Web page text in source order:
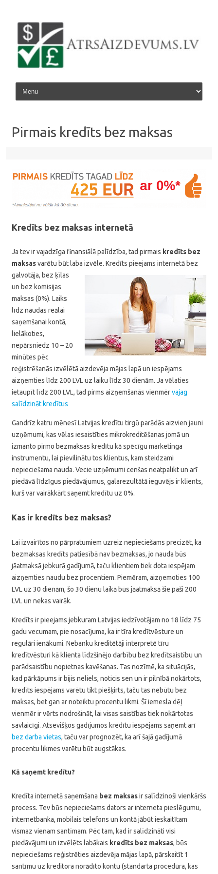
Skip to content
Pirmais kredīts bez maksas
Kredīts bez maksas internetā
Ja tev ir vajadzīga finansiālā palīdzība, tad pirmais kredīts bez
maksasvarētu būt laba izvēle. Kredīts pieejams internetā bez
galvotāja, bez ķīlas
un bez komisijas
maksas (0%). Laiks
līdz naudas reālai
saņemšanai kontā,
lielākoties,
nepārsniedz 10 – 20
minūtes pēc
reģistrēšanās izvēlētā aizdevēja mājas lapā un iespējams
aizņemties līdz 200 LVL uz laiku līdz 30 dienām. Ja vēlaties
ietaupīt līdz 200 LVL, tad pirms aizņemšanās vienmērvajag
salīdzināt kredītus
Gandrīz katru mēnesī Latvijas kredītu tirgū parādās aizvien jauni
uzņēmumi, kas vēlas iesaistīties mikrokreditēšanas jomā un
izmanto pirmo bezmaksas kredītu kā spēcīgu marketinga
instrumentu, lai pievilinātu tos klientus, kam steidzami
nepieciešama nauda. Vecie uzņēmumi cenšas neatpalikt un arī
piedāvā līdzīgus piedāvājumus, galarezultātā ieguvējs ir klients,
kurš var vairākkārt saņemt kredītu uz 0%.
Kas ir kredīts bez maksas?
Lai izvairītos no pārpratumiem uzreiz nepieciešams precizēt, ka
bezmaksas kredīts patiesībā nav bezmaksas, jo nauda būs
jāatmaksā jebkurā gadījumā, taču klientiem tiek dota iespējam
aizņemties naudu bez procentiem. Piemēram, aizņemoties 100
LVL uz 30 dienām, šo 30 dienu laikā būs jāatmaksā šie paši 200
LVL un nekas vairāk.
Kredīts ir pieejams jebkuram Latvijas iedzīvotājam no 18 līdz 75
gadu vecumam, pie nosacījuma, ka ir tīra kredītvēsture un
regulāri ienākumi. Nebanku kreditētāji interpretē tīru
kredītvēsturi kā klienta līdzšinējo darbību bez kredītsaistību un
parādsaistību nopietnas kavēšanas. Tas nozīmē, ka situācijās,
kad pārkāpums ir bijis neliels, noticis sen un ir pilnībā nokārtots,
kredīts iespējams varētu tikt piešķirts, taču tas nebūtu bez
maksas, bet gan ar noteiktu procentu likmi. Šī iemesla dēļ
vienmēr ir vērts nodrošināt, lai visas saistības tiek nokārtotas
savlaicīgi. Atsevišķos gadījumos kredītu iespējams saņemt arī
bez darba vietas, taču var prognozēt, ka arī šajā gadījumā
procentu likmes varētu būt augstākas.
Kā saņemt kredītu?
Kredīta internetā saņemšana bez maksasir salīdzinoši vienkāršs
process. Tev būs nepieciešams dators ar interneta pieslēgumu,
internetbanka, mobilais telefons un kontā jābūt ieskaitītam
vismaz vienam santīmam. Pēc tam, kad ir salīdzināti visi
piedāvājumi un izvēlēts labākais kredīts bez maksas, būs
nepieciešams reģistrēties aizdevēja mājas lapā, pārskaitīt 1
santīmu uz kreditora norādīto kontu (standarta procedūra, kas